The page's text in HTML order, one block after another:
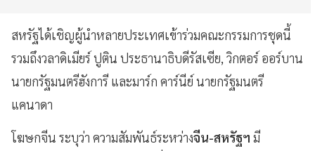
สหรัฐได้เชิญผู้นำหลายประเทศเข้าร่วมคณะกรรมการชุดนี้
รวมถึงวลาดิเมียร์ ปูติน ประธานาธิบดีรัสเซีย, วิกตอร์ ออร์บาน
นายกรัฐมนตรีฮังการี และมาร์ก คาร์นีย์ นายกรัฐมนตรี
แคนาดา
โฆษกจีน ระบุว่า ความสัมพันธ์ระหว่างจีน-สหรัฐฯ มี